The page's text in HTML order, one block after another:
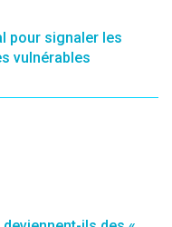
pour signaler les
vulnérables